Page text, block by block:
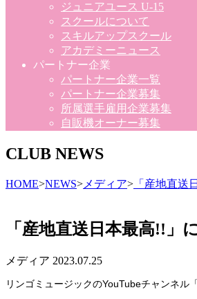
ジュニアユース U-15
スクールについて
スキルアップスクール
アカデミーニュース
パートナー企業
パートナー企業一覧
パートナー企業募集
所属選手雇用企業募集
自販機オーナー募集
CLUB NEWS
HOME>NEWS> メディア> 「産地直
「産地直送日本最高!!
メディア 2023.07.25
リンゴミュージックのYouTubeチャンネル